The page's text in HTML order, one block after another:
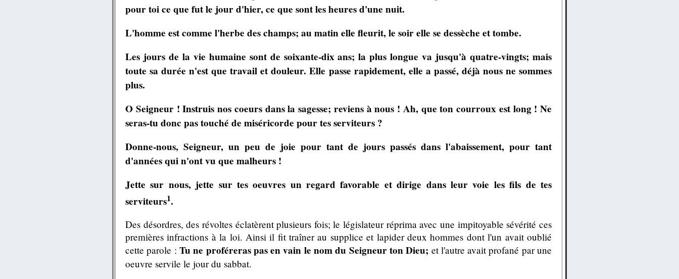
pour toi ce que fut le jour d'hier, ce que sont les heures d'une nuit.
L'homme est comme l'herbe des champs; au matin elle fleurit, le soir elle se dessèche et tombe.
Les jours de la vie humaine sont de soixante-dix ans; la plus longue va jusqu'à quatre-vingts; mais
toute sa durée n'est que travail et douleur. Elle passe rapidement, elle a passé, déjà nous ne sommes
plus.
O Seigneur ! Instruis nos coeurs dans la sagesse; reviens à nous ! Ah, que ton courroux est long ! Ne
seras-tu donc pas touché de miséricorde pour tes serviteurs ?
Donne-nous, Seigneur, un peu de joie pour tant de jours passés dans l'abaissement, pour tant
d'années qui n'ont vu que malheurs !
Jette sur nous, jette sur tes oeuvres un regard favorable et dirige dans leur voie les fils de tes
serviteurs1.
Des désordres, des révoltes éclatèrent plusieurs fois; le législateur réprima avec une impitoyable sévérité ces
premières infractions à la loi. Ainsi il fit traîner au supplice et lapider deux hommes dont l'un avait oublié
cette parole : Tu ne proféreras pas en vain le nom du Seigneur ton Dieu; et l'autre avait profané par une
oeuvre servile le jour du sabbat.